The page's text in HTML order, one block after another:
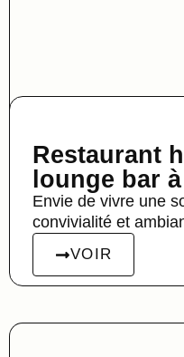
Restaurant
lounge bar
Envie de vivre une
convivialité et
VOIR